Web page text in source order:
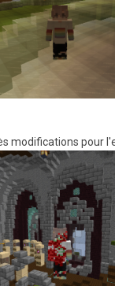
modifications pour